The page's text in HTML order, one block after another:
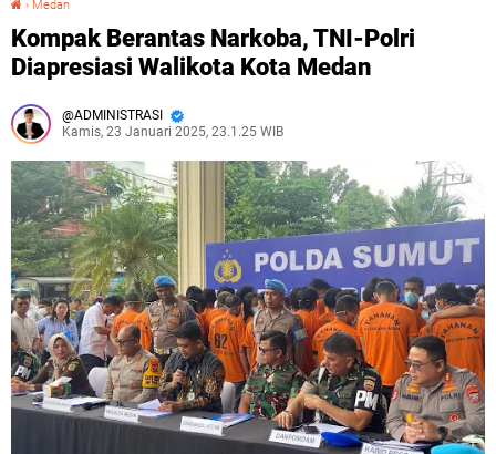
› Medan
Kompak Berantas Narkoba, TNI-Polri
Diapresiasi Walikota Kota Medan
ADMINISTRASI
Kamis, 23 Januari 2025, 23.1.25 WIB